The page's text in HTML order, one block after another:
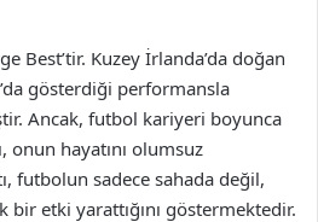
Best’tir. Kuzey İrlanda’da doğan
gösterdiği performansla
Ancak, futbol kariyeri boyunca
onun hayatını olumsuz
futbolun sadece sahada değil,
bir etki yarattığını göstermektedir.